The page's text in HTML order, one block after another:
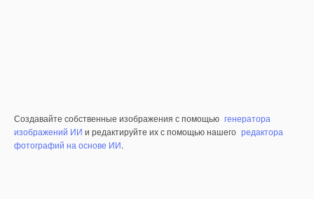
Создавайте собственные изображения с помощью генератора
изображений ИИ и редактируйте их с помощью нашего редактора
фотографий на основе ИИ.